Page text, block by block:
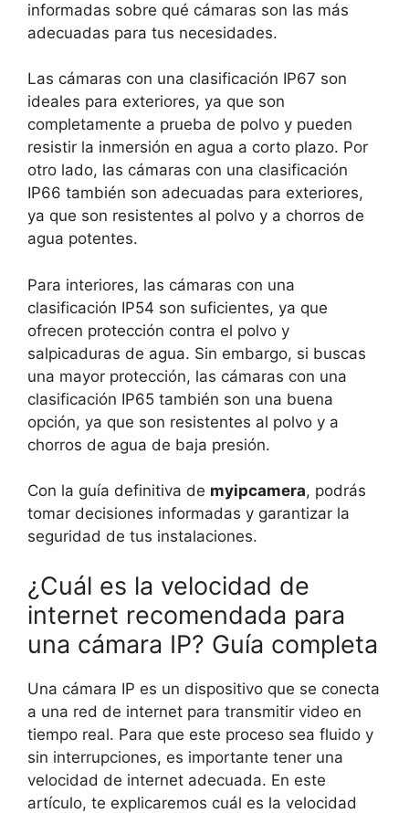
informadas sobre qué cámaras son las más
adecuadas para tus necesidades.
Las cámaras con una clasificación IP67 son
ideales para exteriores, ya que son
completamente a prueba de polvo y pueden
resistir la inmersión en agua a corto plazo. Por
otro lado, las cámaras con una clasificación
IP66 también son adecuadas para exteriores,
ya que son resistentes al polvo y a chorros de
agua potentes.
Para interiores, las cámaras con una
clasificación IP54 son suficientes, ya que
ofrecen protección contra el polvo y
salpicaduras de agua. Sin embargo, si buscas
una mayor protección, las cámaras con una
clasificación IP65 también son una buena
opción, ya que son resistentes al polvo y a
chorros de agua de baja presión.
Con la guía definitiva de myipcamera, podrás
tomar decisiones informadas y garantizar la
seguridad de tus instalaciones.
¿Cuál es la velocidad de
internet recomendada para
una cámara IP? Guía completa
Una cámara IP es un dispositivo que se conecta
a una red de internet para transmitir video en
tiempo real. Para que este proceso sea fluido y
sin interrupciones, es importante tener una
velocidad de internet adecuada. En este
artículo, te explicaremos cuál es la velocidad